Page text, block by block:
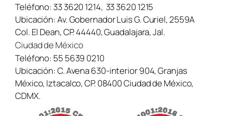
Teléfono:33 3620 1214, 33 3620 1215
Ubicación:Av. Gobernador Luis G. Curiel, 2559A
Col. El Dean, CP. 44440, Guadalajara, Jal.
Ciudad de México
Teléfono: 55 5639 0210
Ubicación:C. Avena 630-interior 904, Granjas
México, Iztacalco, CP. 08400 Ciudad de México,
CDMX.